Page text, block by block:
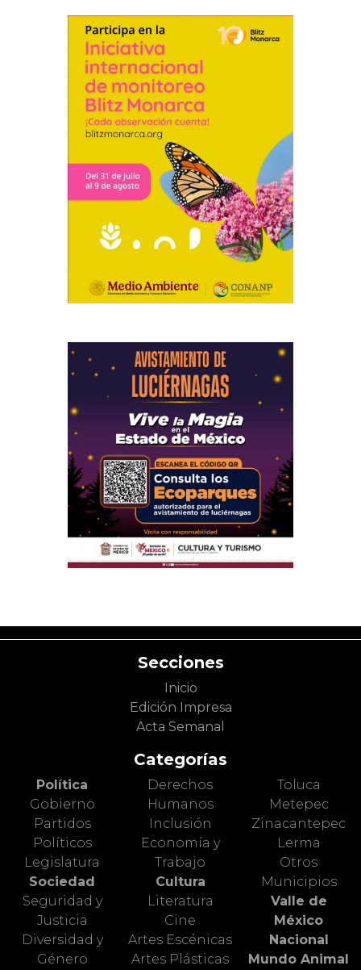
Secciones
Inicio
Edición Impresa
Acta Semanal
Categorías
Política
Gobierno
Partidos
Políticos
Legislatura
Sociedad
Seguridad y
Justicia
Diversidad y
Género
Derechos
Humanos
Inclusión
Economía y
Trabajo
Cultura
Literatura
Cine
Artes Escénicas
Artes Plásticas
Toluca
Metepec
Zinacantepec
Lerma
Otros
Municipios
Valle de
México
Nacional
Mundo Animal